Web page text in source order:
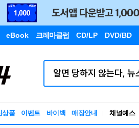
eBook 크레마클럽 CD/LP DVD/BD
상품 이벤트 바이백 매장안내 채널예스